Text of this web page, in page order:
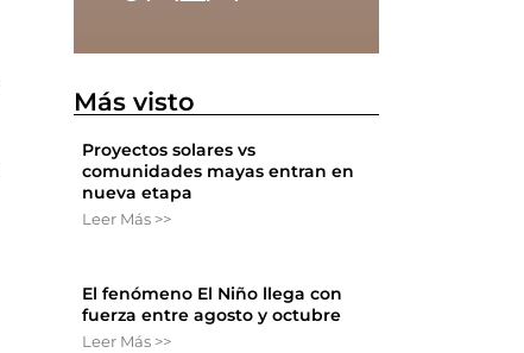
Más visto
Proyectos solares vs
comunidades mayas entran en
nueva etapa
Leer Más >>
El fenómeno El Niño llega con
fuerza entre agosto y octubre
Leer Más >>